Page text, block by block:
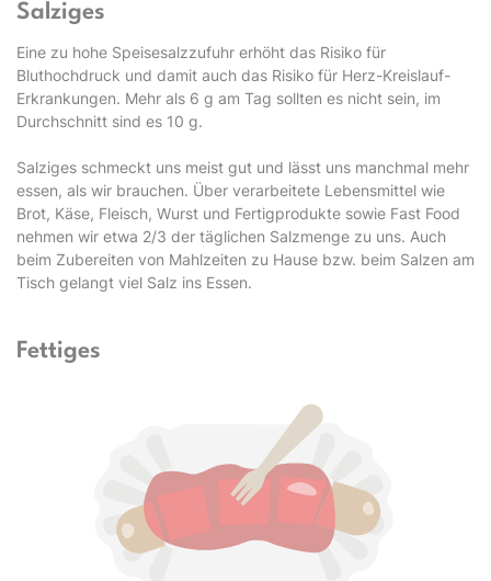
Salziges
Eine zu hohe Speisesalzzufuhr erhöht das Risiko für
Bluthochdruck und damit auch das Risiko für Herz-Kreislauf-
Erkrankungen. Mehr als 6 g am Tag sollten es nicht sein, im
Durchschnitt sind es 10 g.
Salziges schmeckt uns meist gut und lässt uns manchmal mehr
essen, als wir brauchen. Über verarbeitete Lebensmittel wie
Brot, Käse, Fleisch, Wurst und Fertigprodukte sowie Fast Food
nehmen wir etwa 2/3 der täglichen Salzmenge zu uns. Auch
beim Zubereiten von Mahlzeiten zu Hause bzw. beim Salzen am
Tisch gelangt viel Salz ins Essen.
Fettiges